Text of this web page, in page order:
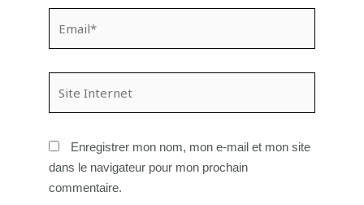
Internet
Enregistrer mon nom, mon e-mail et mon site
dans le navigateur pour mon prochain
commentaire.